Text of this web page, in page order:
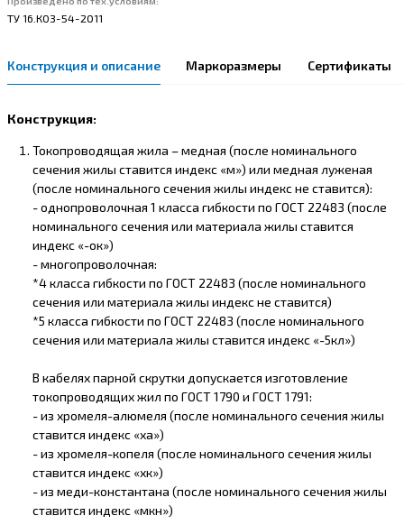
ТУ 16.К03-54-2011
Конструкция и описание Маркоразмеры Сертификаты
Конструкция:
Токопроводящая жила – медная (после номинального
сечения жилы ставится индекс «м») или медная луженая
(после номинального сечения жилы индекс не ставится):
- однопроволочная 1 класса гибкости по ГОСТ 22483 (после
номинального сечения или материала жилы ставится
индекс «-ок»)
- многопроволочная:
*4 класса гибкости по ГОСТ 22483 (после номинального
сечения или материала жилы индекс не ставится)
*5 класса гибкости по ГОСТ 22483 (после номинального
сечения или материала жилы ставится индекс «-5кл»)
В кабелях парной скрутки допускается изготовление
токопроводящих жил по ГОСТ 1790 и ГОСТ 1791:
- из хромеля-алюмеля (после номинального сечения жилы
ставится индекс «ха»)
- из хромеля-копеля (после номинального сечения жилы
ставится индекс «хк»)
- из меди-константана (после номинального сечения жилы
ставится индекс «мкн»)